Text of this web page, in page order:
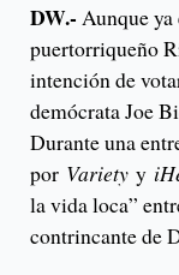
DW.- Aunque
puertorriqueño
intención de
demócrata Joe
Durante una
por Variety y
la vida loca”
contrincante de